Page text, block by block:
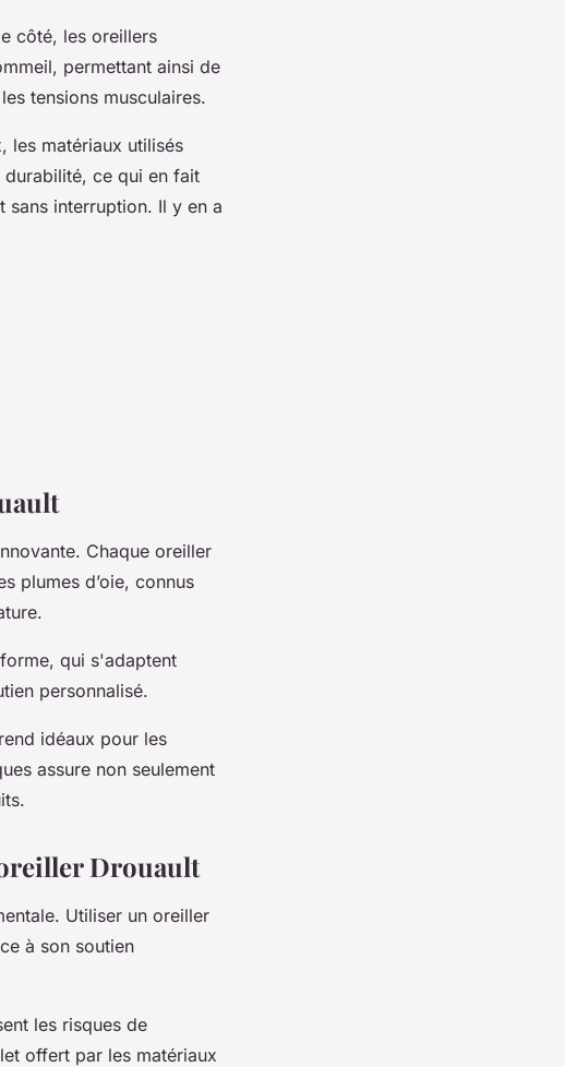
côté, les oreillers
permettant ainsi de
tensions musculaires.
les matériaux utilisés
durabilité, ce qui en fait
sans interruption. Il y en a
Chaque oreiller
plumes d’oie, connus
qui s'adaptent
personnalisé.
idéaux pour les
assure non seulement
Drouault
Utiliser un oreiller
à son soutien
les risques de
offert par les matériaux